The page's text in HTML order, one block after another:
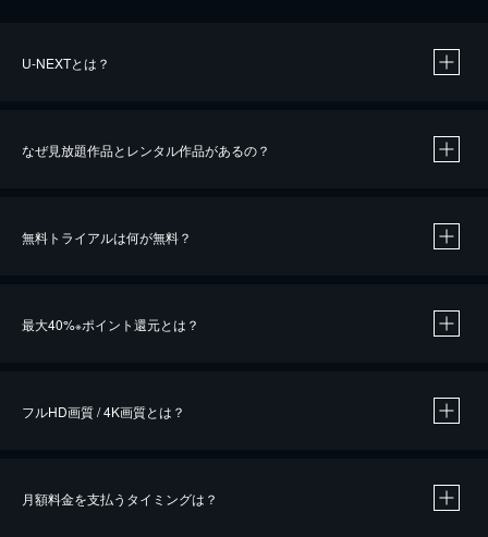
U-NEXTとは？
なぜ見放題作品とレンタル作品があるの？
無料トライアルは何が無料？
最大40%※ポイント還元とは？
※40％ポイント還元の対象は、クレジットカード決済による作品の購入 / レンタルです。
フルHD画質 / 4K画質とは？
月額料金を支払うタイミングは？